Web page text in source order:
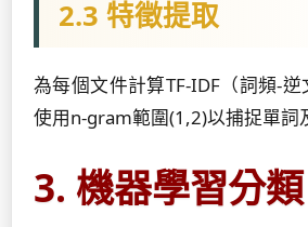
2.3 特徵提取
為每個文件計算TF-IDF（詞頻-逆
使用n-gram範圍(1,2)以捕捉單詞
3. 機器學習分類